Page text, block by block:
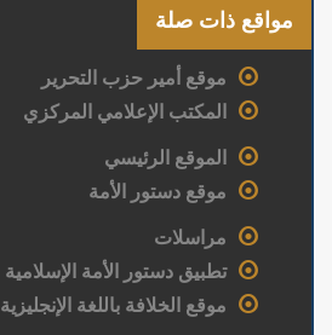
مواقع ذات صلة
موقع أمير حزب التحرير
المكتب الإعلامي المركزي
الموقع الرئيسي
موقع دستور الأمة
مراسلات
تطبيق دستور الأمة الإسلامية
موقع الخلافة باللغة الإنجليزية